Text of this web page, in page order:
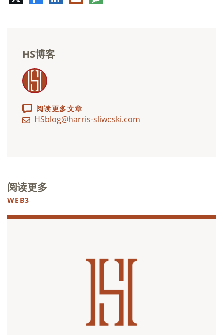
特 书 英 子 论
HS博客
阅读更多文章
HSblog@harris-sliwoski.com
阅读更多
WEB3